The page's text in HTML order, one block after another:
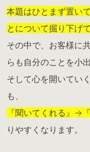
本題はひとまず置い
とについて掘り下げ
その中で、お客様に
らも自分のことを小
そして心を開いてい
も、
『聞いてくれる』→
りやすくなります。